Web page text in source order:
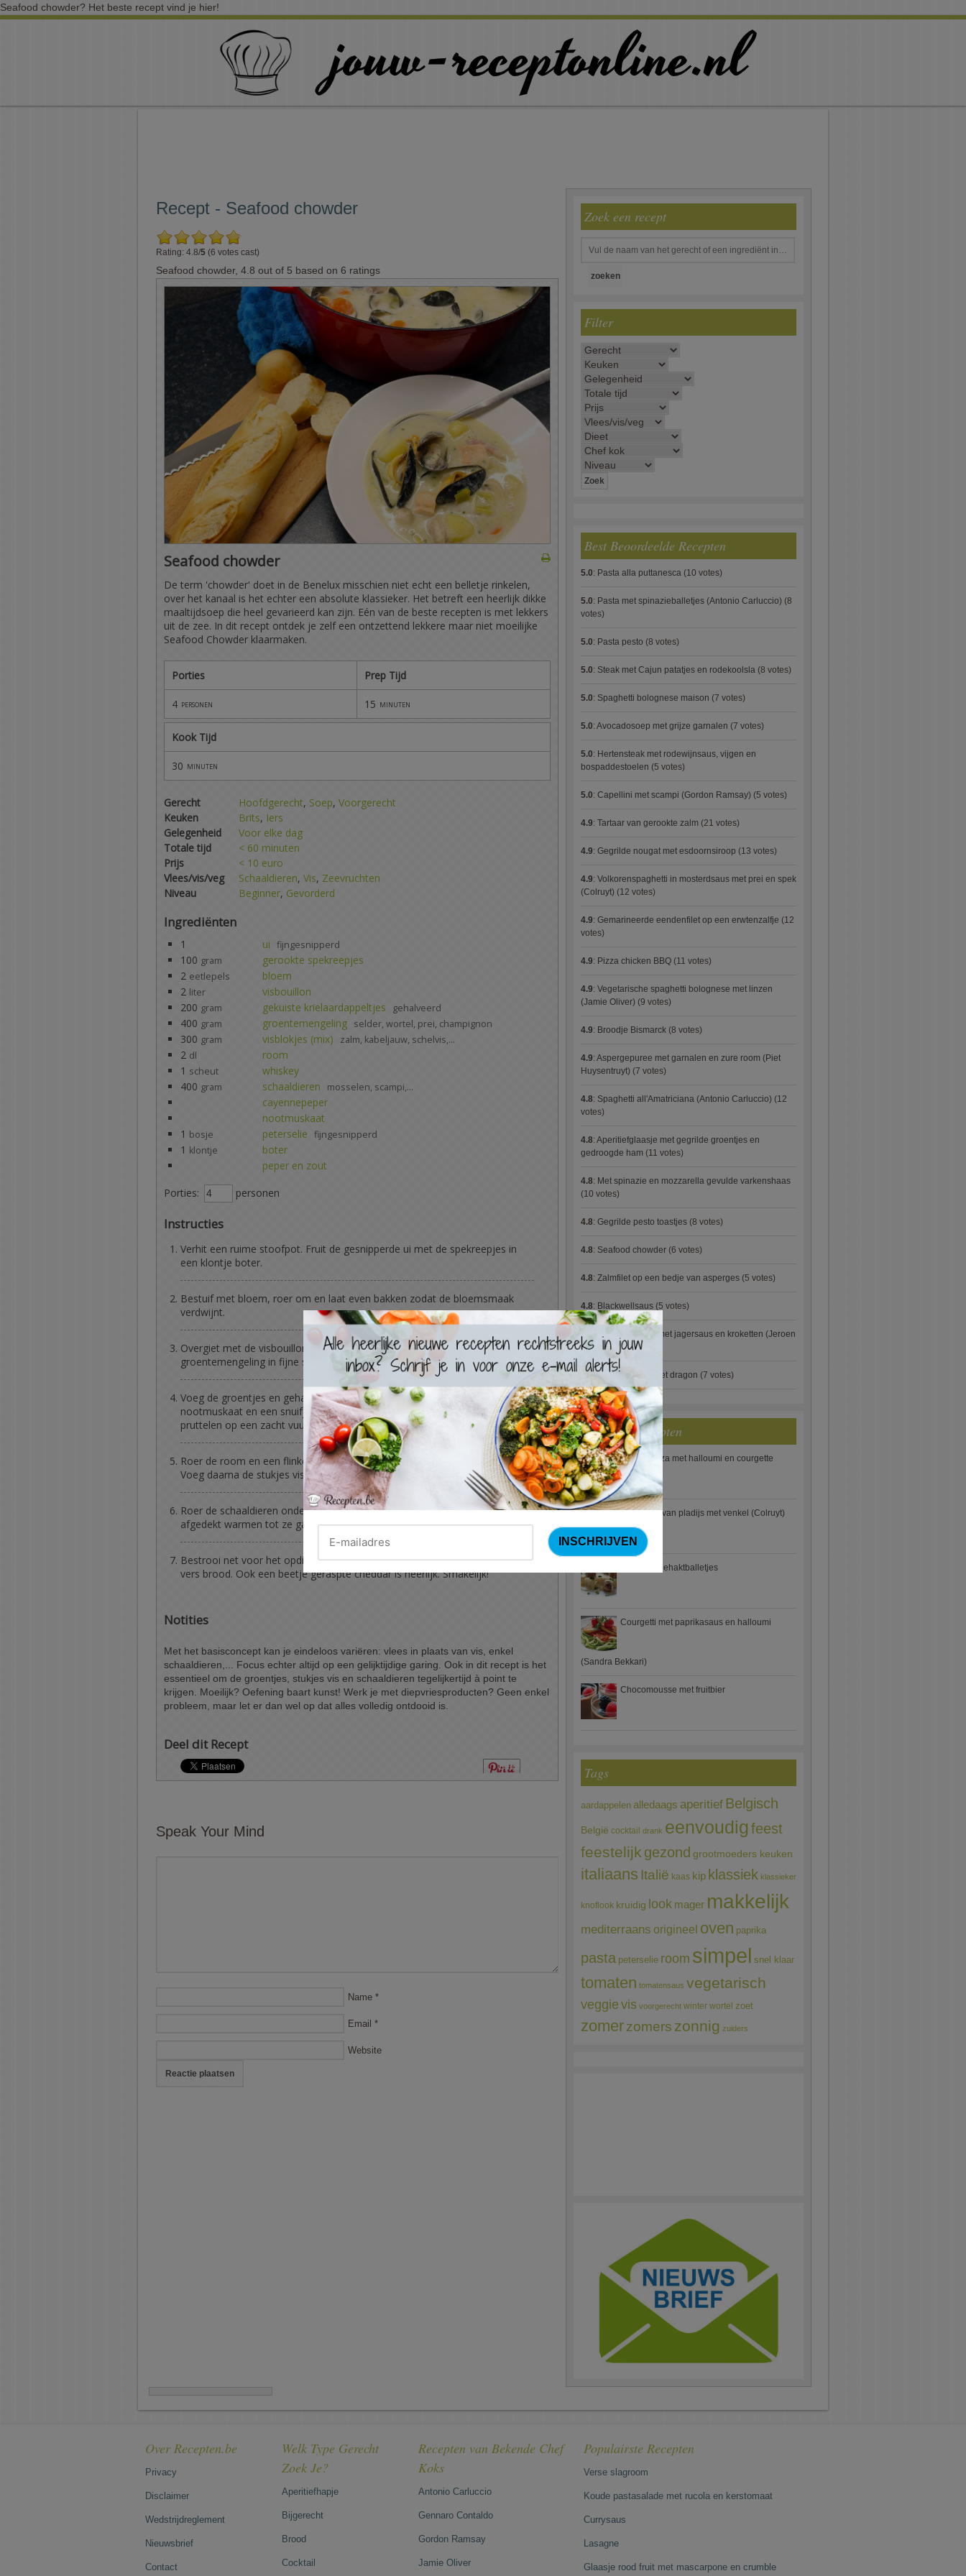
Seafood chowder? Het beste recept vind je hier!
Recept - Seafood chowder
Rating: 4.8/5 (6 votes cast)
Seafood chowder, 4.8 out of 5 based on 6 ratings
Seafood chowder
De term 'chowder' doet in de Benelux misschien niet echt een belletje rinkelen,
over het kanaal is het echter een absolute klassieker. Het betreft een heerlijk dikke
maaltijdsoep die heel gevarieerd kan zijn. Eén van de beste recepten is met lekkers
uit de zee. In dit recept ontdek je zelf een ontzettend lekkere maar niet moeilijke
Seafood Chowder klaarmaken.
Porties Prep Tijd
4 personen 15 minuten
Kook Tijd
30 minuten
Gerecht Hoofdgerecht, Soep, Voorgerecht
Keuken
Brits, Iers
Gelegenheid
Voor elke dag
Totale tijd
< 60 minuten
Prijs
< 10 euro
Vlees/vis/veg
Schaaldieren, Vis, Zeevruchten
Niveau
Beginner, Gevorderd
Ingrediënten
1 ui fijngesnipperd
100 gram
gerookte spekreepjes
2 eetlepels
bloem
2 liter
visbouillon
200 gram gekuiste krielaardappeltjes gehalveerd
400 gram groentemengeling selder, wortel, prei, champignon
300 gram visblokjes (mix) zalm, kabeljauw, schelvis,...
2 dl
room
1 scheut
whiskey
400 gram schaaldieren mosselen, scampi,...
cayennepeper
nootmuskaat
1 bosje peterselie fijngesnipperd
1 klontje
boter
peper en zout
Porties:
personen
Instructies
Verhit een ruime stoofpot. Fruit de gesnipperde ui met de spekreepjes in
een klontje boter.
Bestuif met bloem, roer om en laat even bakken zodat de bloemsmaak
verdwijnt.
Overgiet met de visbouillon en breng aan de kook. Versnijd ondertussen de
groentemengeling in fijne stukjes.
Voeg de groentjes en gehalveerde krieltjes toe. Kruid met zout, peper,
nootmuskaat en een snuifje cayennepeper. Laat 10 à 15 minuutjes
pruttelen op een zacht vuur.
Roer de room en een flinke scheut whisky onder soep. Laat even indikken.
Voeg daarna de stukjes vis toe. Laat nog even verder indikken en garen.
Roer de schaaldieren onder de chowder, en haal dan van het vuur. Laat
afgedekt warmen tot ze gaar zijn of open gaan.
Bestrooi net voor het opdienen met peterselie en serveer met knapperig,
vers brood. Ook een beetje geraspte cheddar is heerlijk. Smakelijk!
Notities
Met het basisconcept kan je eindeloos variëren: vlees in plaats van vis, enkel
schaaldieren,... Focus echter altijd op een gelijktijdige garing. Ook in dit recept is het
essentieel om de groentjes, stukjes vis en schaaldieren tegelijkertijd à point te
krijgen. Moeilijk? Oefening baart kunst! Werk je met diepvriesproducten? Geen enkel
probleem, maar let er dan wel op dat alles volledig ontdooid is.
Deel dit Recept
Save
Speak Your Mind
Name *
Email *
Website
Zoek een recept
Filter
Best Beoordeelde Recepten
5.0: Pasta alla puttanesca (10 votes)
5.0: Pasta met spinazieballetjes (Antonio Carluccio) (8
votes)
5.0: Pasta pesto (8 votes)
5.0: Steak met Cajun patatjes en rodekoolsla (8 votes)
5.0: Spaghetti bolognese maison (7 votes)
5.0: Avocadosoep met grijze garnalen (7 votes)
5.0: Hertensteak met rodewijnsaus, vijgen en
bospaddestoelen (5 votes)
5.0: Capellini met scampi (Gordon Ramsay) (5 votes)
4.9: Tartaar van gerookte zalm (21 votes)
4.9: Gegrilde nougat met esdoornsiroop (13 votes)
4.9: Volkorenspaghetti in mosterdsaus met prei en spek
(Colruyt) (12 votes)
4.9: Gemarineerde eendenfilet op een erwtenzalfje (12
votes)
4.9: Pizza chicken BBQ (11 votes)
4.9: Vegetarische spaghetti bolognese met linzen
(Jamie Oliver) (9 votes)
4.9: Broodje Bismarck (8 votes)
4.9: Aspergepuree met garnalen en zure room (Piet
Huysentruyt) (7 votes)
4.8: Spaghetti all'Amatriciana (Antonio Carluccio) (12
votes)
4.8: Aperitiefglaasje met gegrilde groentjes en
gedroogde ham (11 votes)
4.8: Met spinazie en mozzarella gevulde varkenshaas
(10 votes)
4.8: Gegrilde pesto toastjes (8 votes)
4.8: Seafood chowder (6 votes)
4.8: Zalmfilet op een bedje van asperges (5 votes)
4.8: Blackwellsaus (5 votes)
4.7
Varkenshaasje met jagersaus en kroketten (Jeroen
Meus)(15 votes)
4.7:Gestoofde kip met dragon (7 votes)
Nieuwste Recepten
Turkse pizza met halloumi en courgette
Waterzooi van pladijs met venkel (Colruyt)
Zweedse gehaktballetjes
Courgetti met paprikasaus en halloumi
(Sandra Bekkari)
Chocomousse met fruitbier
Tags
aardappelen alledaags aperitief Belgisch
België cocktail drank eenvoudigfeest
feestelijk gezond grootmoeders keuken
italiaans Italië kaas kip klassiek klassieker
knoflook kruidig look mager makkelijk
mediterraans origineel oven paprika
pasta peterselie room simpel snel klaar
tomaten tomatensaus vegetarisch
veggie vis voorgerecht winter wortel zoet
zomerzomers zonnig zuiders
Over Recepten.be
Privacy
Disclaimer
Wedstrijdreglement
Nieuwsbrief
Contact
Welk Type Gerecht
Zoek Je?
Aperitiefhapje
Bijgerecht
Brood
Cocktail
Recepten van Bekende Chef
Koks
Antonio Carluccio
Gennaro Contaldo
Gordon Ramsay
Jamie Oliver
Populairste Recepten
Verse slagroom
Koude pastasalade met rucola en kerstomaat
Currysaus
Lasagne
Glaasje rood fruit met mascarpone en crumble
×